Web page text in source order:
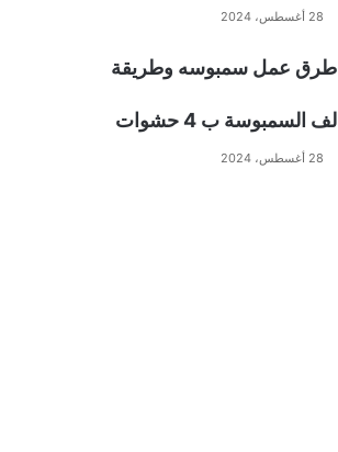
28 أغسطس، 2024
طرق عمل سمبوسه وطريقة
لف السمبوسة ب 4 حشوات
28 أغسطس، 2024